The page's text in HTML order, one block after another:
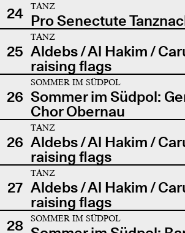
24
TANZ
Pro Senectute
25
TANZ
Aldebs / Al Hakim /
raising flags
26
SOMMER IM SÜDPOL
Sommer im Südpol:
Chor Obernau
26
TANZ
Aldebs / Al Hakim /
raising flags
27
TANZ
Aldebs / Al Hakim /
raising flags
28
SOMMER IM SÜDPOL